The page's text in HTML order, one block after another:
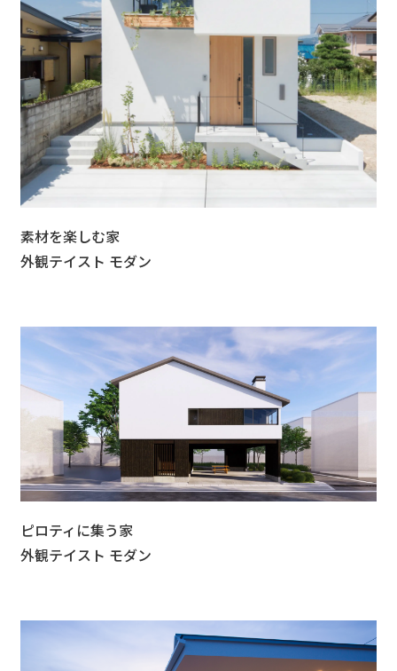
素材を楽しむ家
外観テイスト モダン
ピロティに集う家
外観テイスト モダン